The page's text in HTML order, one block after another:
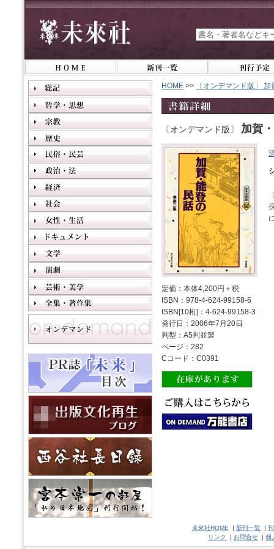
HOME >> 〔オンデマンド版〕
〔オンデマンド版〕 加賀
定価：本体4,200円＋税
ISBN：978-4-624-99158-6
ISBN[10桁]：4-624-99158-3
発行日：2006年7月20日
判型：A5判並製
ページ：282
Cコード：C0391
未來社HOME | 新刊一覧 |
リンク
| お問合せ | 個